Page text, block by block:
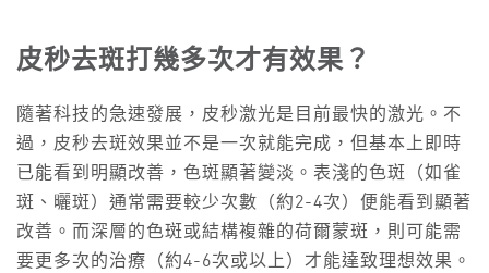
皮秒去斑打幾多次才有效果？
隨著科技的急速發展，皮秒激光是目前最快的激光。不
過，皮秒去斑效果並不是一次就能完成，但基本上即時
已能看到明顯改善，色斑顯著變淡。表淺的色斑（如雀
斑、曬斑）通常需要較少次數（約2-4次）便能看到顯著
改善。而深層的色斑或結構複雜的荷爾蒙斑，則可能需
要更多次的治療（約4-6次或以上）才能達致理想效果。